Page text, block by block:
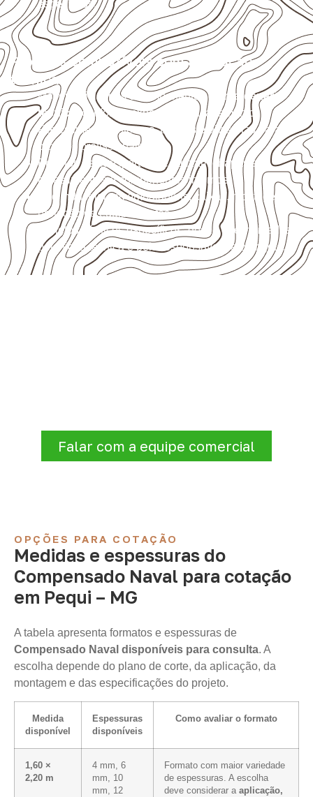
específicos.
Projetos compatíveis com avaliação
técnica
Móveis, divisórias e componentes de
marcenaria
técnica
, conforme exposição e acabamento.
Revestimentos internos, painéis e divisórias para
projetos profissionais.
Projetos de transporte que utilizam chapas em
revestimentos e componentes internos.
Uso industrial em embalagens, caixas, montagem e
proteção de equipamentos.
Projetos náuticos específicos, desde que validados
pela ficha técnica e pelo responsável pelo projeto.
Falar com a equipe comercial
OPÇÕES PARA COTAÇÃO
Medidas e espessuras do
Compensado Naval para cotação
em Pequi – MG
A tabela apresenta formatos e espessuras de
Compensado Naval disponíveis para consulta. A
escolha depende do plano de corte, da aplicação, da
montagem e das especificações do projeto.
Medida
disponível
Espessuras
disponíveis
Como avaliar o formato
1,60 ×
2,20 m
4 mm, 6
mm, 10
mm, 12
Formato com maior variedade
de espessuras. A escolha
deve considerar a aplicação,